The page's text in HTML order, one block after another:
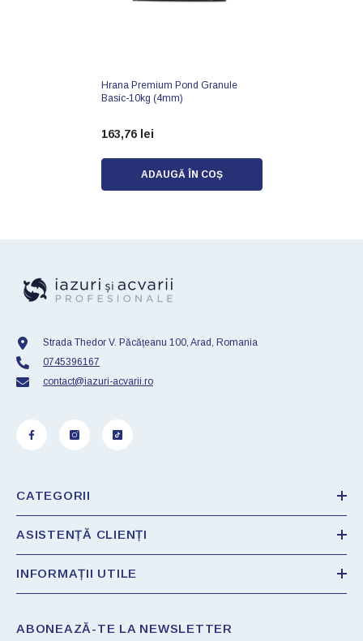
Hrana Premium Pond Granule
Basic-10kg (4mm)
163,76 lei
ADAUGĂ ÎN COȘ
Strada Thedor V. Păcățeanu 100, Arad, Romania
0745396167
contact@iazuri-acvarii.ro
CATEGORII
ASISTENȚĂ CLIENȚI
INFORMAȚII UTILE
ABONEAZĂ-TE LA NEWSLETTER